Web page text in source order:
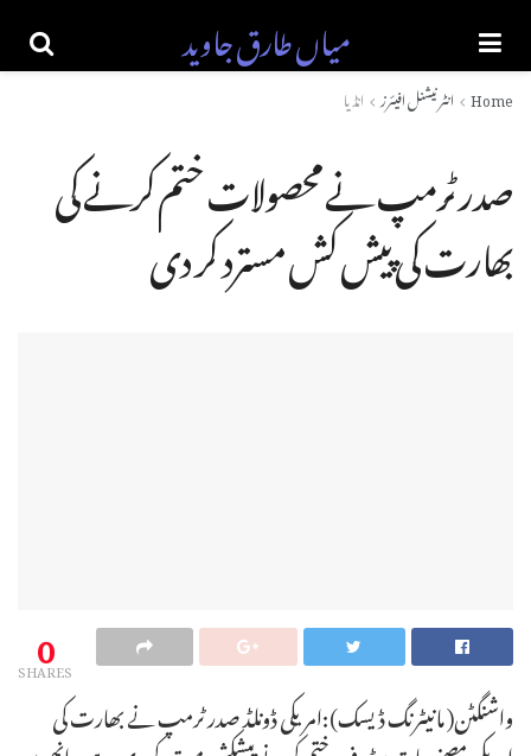
میاں طارق جاوید
Home انٹرنیشنل افیئرز انڈیا
صدر ٹرمپ نے محصولات ختم کرنے کی
بھارت کی پیش کش مسترد کر دی
0
SHARES
واشنگٹن( مانیٹرنگ ڈیسک):امریکی ڈونلڈ صدر ٹرمپ نے بھارت کی